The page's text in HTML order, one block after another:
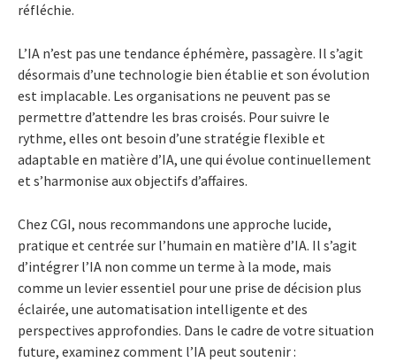
réfléchie.
L’IA n’est pas une tendance éphémère, passagère. Il s’agit
désormais d’une technologie bien établie et son évolution
est implacable. Les organisations ne peuvent pas se
permettre d’attendre les bras croisés. Pour suivre le
rythme, elles ont besoin d’une stratégie flexible et
adaptable en matière d’IA, une qui évolue continuellement
et s’harmonise aux objectifs d’affaires.
Chez CGI, nous recommandons une approche lucide,
pratique et centrée sur l’humain en matière d’IA. Il s’agit
d’intégrer l’IA non comme un terme à la mode, mais
comme un levier essentiel pour une prise de décision plus
éclairée, une automatisation intelligente et des
perspectives approfondies. Dans le cadre de votre situation
future, examinez comment l’IA peut soutenir :